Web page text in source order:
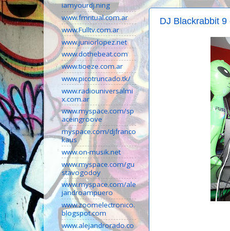
DJ Blackrabbit
iamyourdj.ning
www.fmritual.com.ar
www.Fulltv.com.ar
www.juniorlopez.net
www.dothebeat.com
www.tioeze.com.ar
www.picotruncado.tk/
www.radiouniversalmi
x.com.ar
www.myspace.com/sp
aceingroove
myspace.com/djfranco
kaus
www.on-musik.net
www.myspace.com/gu
stavogodoy
www.myspace.com/ale
jandroampuero
www.zoomelectronico.
blogspot.com
www.alejandrorado.co